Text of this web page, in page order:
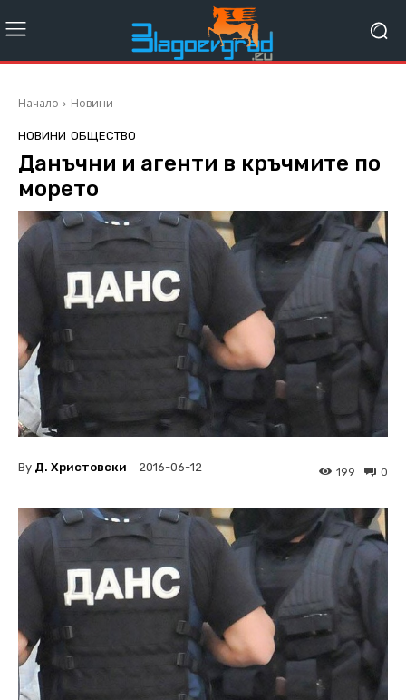
Начало Новини
НОВИНИ ОБЩЕСТВО
Данъчни и агенти в кръчмите по
морето
By Д. Христовски 2016-06-12 0
199